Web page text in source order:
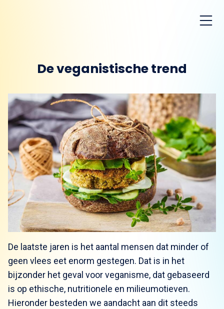
De veganistische trend
De laatste jaren is het aantal mensen dat minder of
geen vlees eet enorm gestegen. Dat is in het
bijzonder het geval voor veganisme, dat gebaseerd
is op ethische, nutritionele en milieumotieven.
Hieronder besteden we aandacht aan dit steeds